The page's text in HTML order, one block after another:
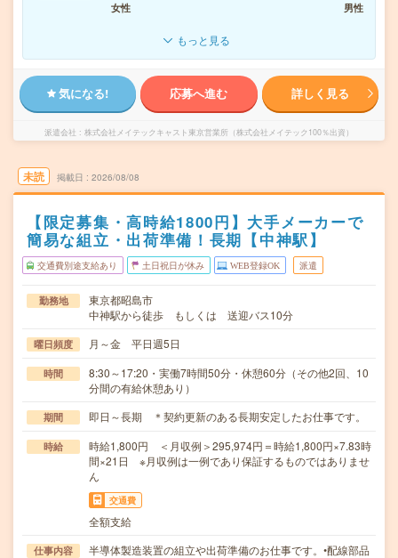
女性
男性
もっと見る
気になる! 応募へ進む 詳しく見る
派遣会社 株式会社メイテックキャスト東京営業所（株式会社メイテック100％出資）
未読 掲載日 2026/08/08
【限定募集・高時給1800円】大手メーカーで
簡易な組立・出荷準備！長期【中神駅】
交通費別途支給あり 土日祝日が休み WEB登録OK 派遣
勤務地
東京都昭島市
中神駅から徒歩 もしくは 送迎バス10分
曜日頻度 月～金 平日週5日
時間
8:30～17:20・実働7時間50分・休憩60分（その他2回、10
分間の有給休憩あり）
期間 即日～長期 ＊契約更新のある長期安定したお仕事です。
時給
時給1,800円 ＜月収例＞295,974円＝時給1,800円×7.83時
間×21日 ※月収例は一例であり保証するものではありませ
ん
交通費
全額支給
仕事内容
半導体製造装置の組立や出荷準備のお仕事です。•配線部品